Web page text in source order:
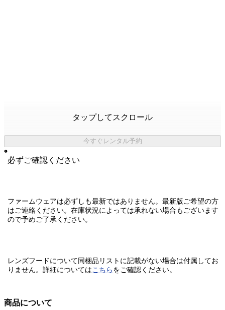
タップしてスクロール
今すぐレンタル予約
必ずご確認ください
ファームウェアは必ずしも最新ではありません。最新版ご希望の方
はご連絡ください。在庫状況によっては承れない場合もございます
ので予めご了承ください。
レンズフードについて同梱品リストに記載がない場合は付属してお
りません。 詳細についてはこちら をご確認ください。
商品について